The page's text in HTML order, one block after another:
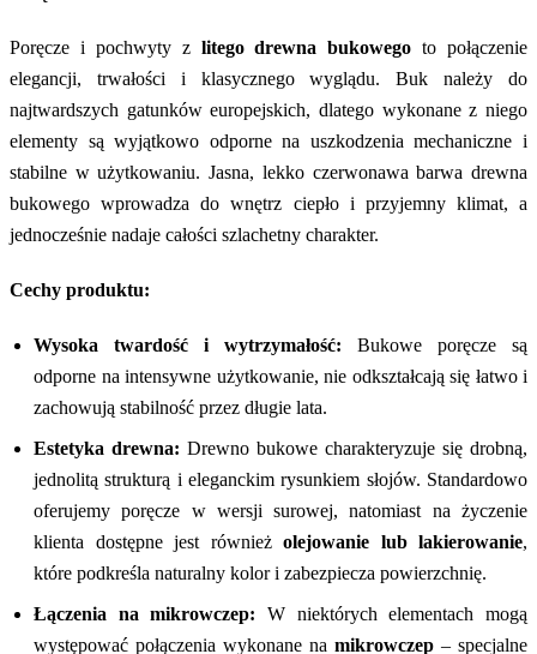
Poręcze i pochwyty z litego drewna bukowego to połączenie
elegancji, trwałości i klasycznego wyglądu. Buk należy do
najtwardszych gatunków europejskich, dlatego wykonane z niego
elementy są wyjątkowo odporne na uszkodzenia mechaniczne i
stabilne w użytkowaniu. Jasna, lekko czerwonawa barwa drewna
bukowego wprowadza do wnętrz ciepło i przyjemny klimat, a
jednocześnie nadaje całości szlachetny charakter.
Cechy produktu:
Wysoka twardość i wytrzymałość: Bukowe poręcze są
odporne na intensywne użytkowanie, nie odkształcają się łatwo i
zachowują stabilność przez długie lata.
Estetyka drewna: Drewno bukowe charakteryzuje się drobną,
jednolitą strukturą i eleganckim rysunkiem słojów. Standardowo
oferujemy poręcze w wersji surowej, natomiast na życzenie
klienta dostępne jest również olejowanie lub lakierowanie,
które podkreśla naturalny kolor i zabezpiecza powierzchnię.
Łączenia na mikrowczep: W niektórych elementach mogą
występować połączenia wykonane na mikrowczep – specjalne